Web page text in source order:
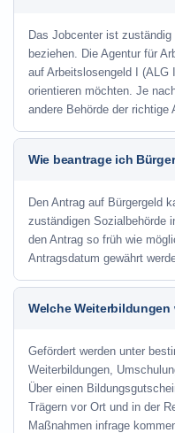
Das Jobcenter ist
beziehen. Die Agentur für
auf Arbeitslosengeld I (ALG
orientieren möchten. Je
andere Behörde der richtige
Wie beantrage ich
Den Antrag auf Bürgergeld
zuständigen Sozialbehörde
den Antrag so früh wie
Antragsdatum gewährt
Welche
Gefördert werden unter
Weiterbildungen,
Über einen
Trägern vor Ort und in der
Maßnahmen infrage